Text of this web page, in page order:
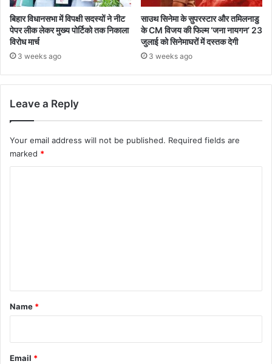
बिहार विधानसभा में विपक्षी सदस्यों ने नीट
पेपर लीक लेकर मुख्य पोर्टिको तक निकाला
विरोध मार्च
3 weeks ago
साउथ सिनेमा के सुपरस्टार और तमिलनाडु
के CM विजय की फिल्म ‘जना नायगन’ 23
जुलाई को सिनेमाघरों में दस्तक देगी
3 weeks ago
Leave a Reply
Your email address will not be published. Required fields are
marked *
*
Name *
Email *